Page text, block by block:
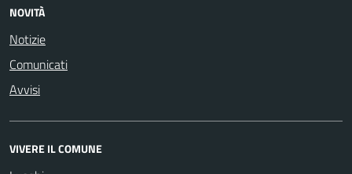
NOVITÀ
Notizie
Comunicati
Avvisi
VIVERE IL COMUNE